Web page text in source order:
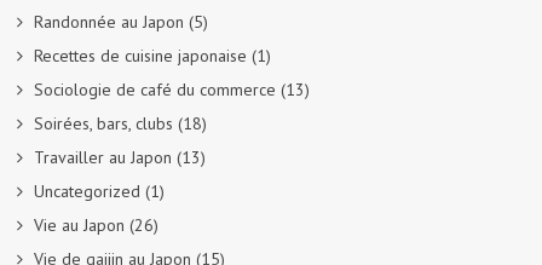
Randonnée au Japon (5)
Recettes de cuisine japonaise (1)
Sociologie de café du commerce (13)
Soirées, bars, clubs (18)
Travailler au Japon (13)
Uncategorized (1)
Vie au Japon (26)
Vie de gaijin au Japon (15)